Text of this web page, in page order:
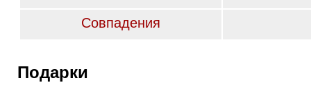
Совпадения
Подарки